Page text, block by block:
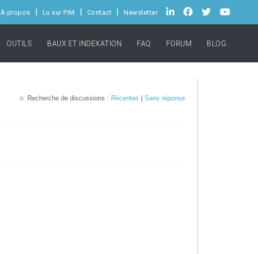
À propos Lu sur PIM Contact Newsletter
OUTILS BAUX ET INDEXATION FAQ FORUM BLOG
Recherche de discussions : Récentes Sans réponse